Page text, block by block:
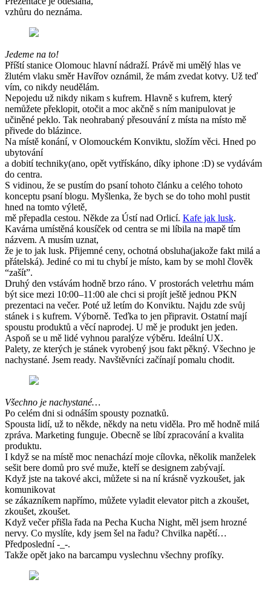
vzhůru do neznáma.
Jedeme na to!
Příští stanice Olomouc hlavní nádraží. Právě mi umělý hlas ve
žlutém vlaku směr Havířov oznámil, že mám zvedat kotvy. Už teď
vím, co nikdy neudělám.
Nepojedu už nikdy nikam s kufrem. Hlavně s kufrem, který
nemůžete překlopit, otočit a moc akčně s ním manipulovat je
učiněné peklo. Tak neohrabaný přesouvání z místa na místo mě
přivede do blázince.
Na místě konání, v Olomouckém Konviktu, složím věci. Hned po
ubytování
a dobití techniky(ano, opět vytřískáno, díky iphone :D) se vydávám
do centra.
S vidinou, že se pustím do psaní tohoto článku a celého tohoto
konceptu psaní blogu. Myšlenka, že bych se do toho mohl pustit
hned na tomto výletě,
mě přepadla cestou. Někde za Ústí nad Orlicí. Kafe jak lusk.
Kavárna umístěná kousíček od centra se mi líbila na mapě tím
názvem. A musím uznat,
že je to jak lusk. Přijemné ceny, ochotná obsluha(jakože fakt milá a
přátelská). Jediné co mi tu chybí je místo, kam by se mohl člověk
“zašít”.
Druhý den vstávám hodně brzo ráno. V prostorách veletrhu mám
být sice mezi 10:00–11:00 ale chci si projít ještě jednou PKN
prezentaci na večer. Poté už letím do Konviktu. Najdu zde svůj
stánek i s kufrem. Výborně. Teďka to jen připravit. Ostatní mají
spoustu produktů a věcí naprodej. U mě je produkt jen jeden.
Aspoň se u mě lidé vyhnou paralýze výběru. Ideální UX.
Palety, ze kterých je stánek vyrobený jsou fakt pěkný. Všechno je
nachystané. Jsem ready. Navštěvníci začínají pomalu chodit.
Všechno je nachystané…
Po celém dni si odnáším spousty poznatků.
Spousta lidí, už to někde, někdy na netu viděla. Pro mě hodně milá
zpráva. Marketing funguje. Obecně se líbí zpracování a kvalita
produktu.
I když se na místě moc nenachází moje cílovka, několik manželek
sešit bere domů pro své muže, kteří se designem zabývají.
Když jste na takové akci, můžete si na ní krásně vyzkoušet, jak
komunikovat
se zákazníkem napřímo, můžete vyladit elevator pitch a zkoušet,
zkoušet, zkoušet.
Když večer přišla řada na Pecha Kucha Night, měl jsem hrozné
nervy. Co myslíte, kdy jsem šel na řadu? Chvilka napětí…
Předposlední -_-.
Takže opět jako na barcampu vyslechnu všechny profíky.